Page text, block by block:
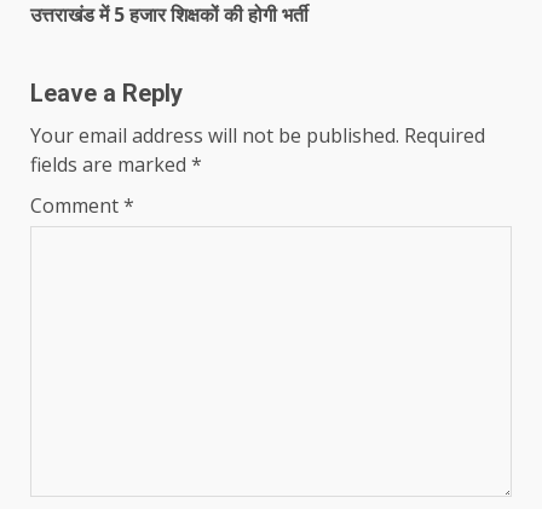
उत्तराखंड में 5 हजार शिक्षकों की होगी भर्ती
Leave a Reply
Your email address will not be published. Required
fields are marked *
Comment*